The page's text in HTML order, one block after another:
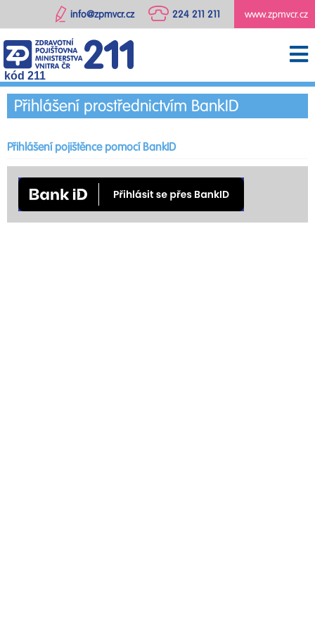
www.zpmvcr.cz
224 211 211
info@zpmvcr.cz
kód 211
Přihlášení prostřednictvím BankID
Přihlášení pojištěnce pomocí BankID